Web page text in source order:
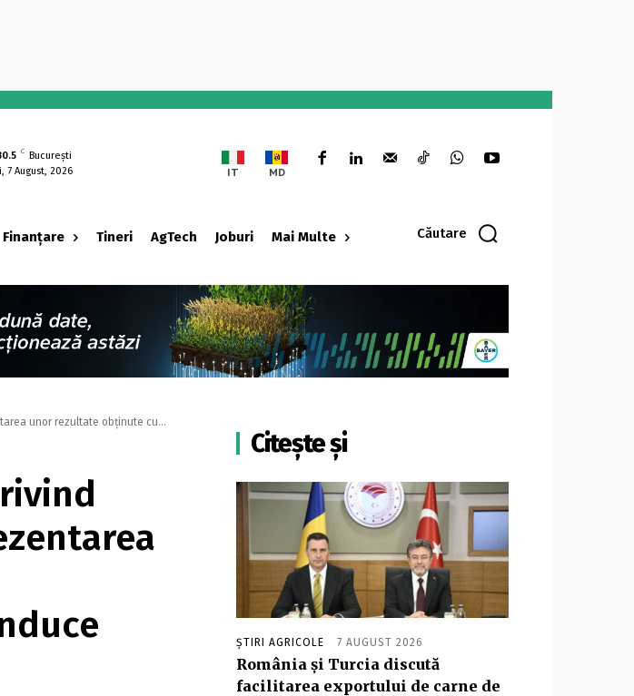
C
București
7 August, 2026
IT MD
Finanțare Tineri AgTech Joburi Mai Multe Căutare
-
unor rezultate obţinute cu...
Citește și
ȘTIRI AGRICOLE 7 AUGUST 2026
România și Turcia discută
facilitarea exportului de carne de